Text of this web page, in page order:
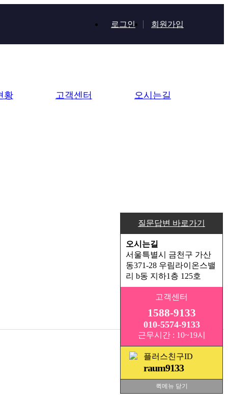
회원가입
로그인
황 고객센터 오시는길
질문답변 바로가기
오시는길
서울특별시 금천구 가산
동371-28 우림라이온스밸
리 b동 지하1층 125호
고객센터
1588-9133
010-5574-9133
근무시간 : 10~19시
플러스친구ID
raum9133
퀵메뉴 닫기